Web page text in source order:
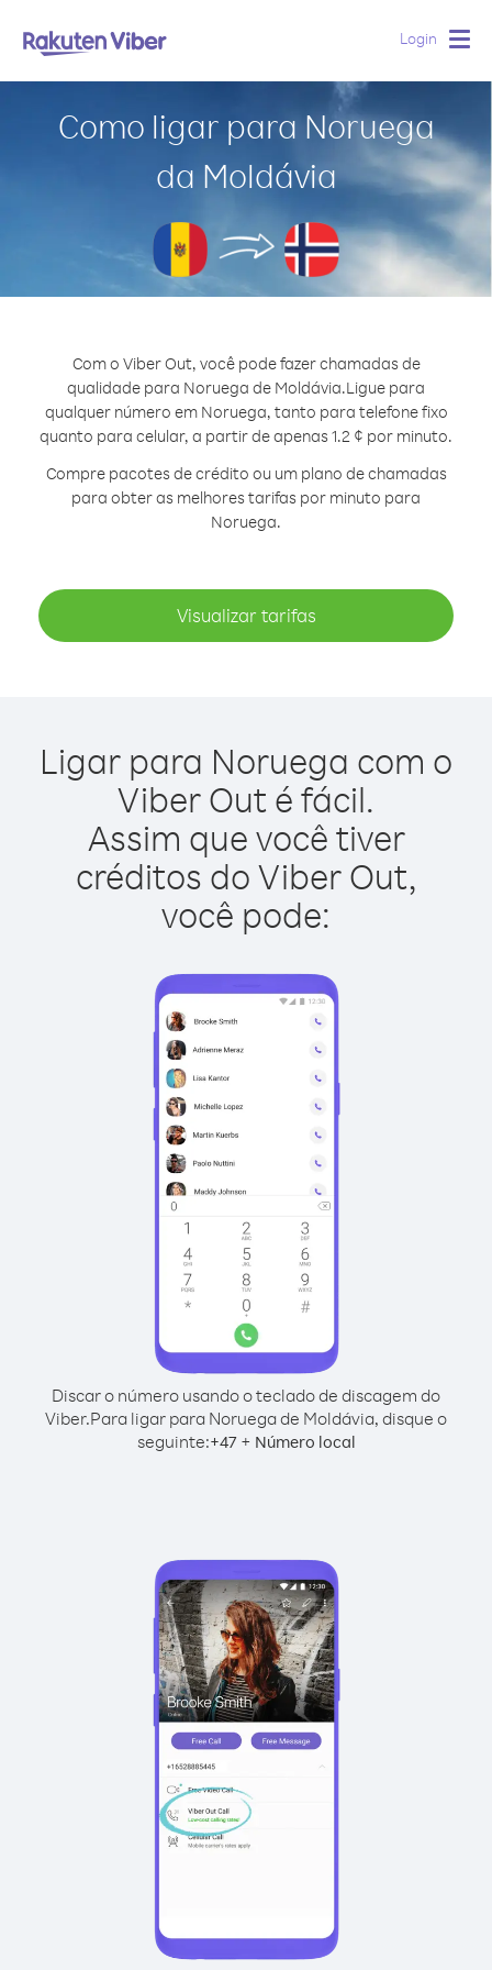
Login
Como ligar para Noruega
da Moldávia
Com o Viber Out, você pode fazer chamadas de
qualidade para Noruega de Moldávia.Ligue para
qualquer número em Noruega, tanto para telefone fixo
quanto para celular, a partir de apenas 1.2 ¢ por minuto.
Compre pacotes de crédito ou um plano de chamadas
para obter as melhores tarifas por minuto para
Noruega.
Visualizar tarifas
Ligar para Noruega com o
Viber Out é fácil.
Assim que você tiver
créditos do Viber Out,
você pode:
Discar o número usando o teclado de discagem do
Viber.Para ligar para Noruega de Moldávia, disque o
seguinte:+47+ Número local